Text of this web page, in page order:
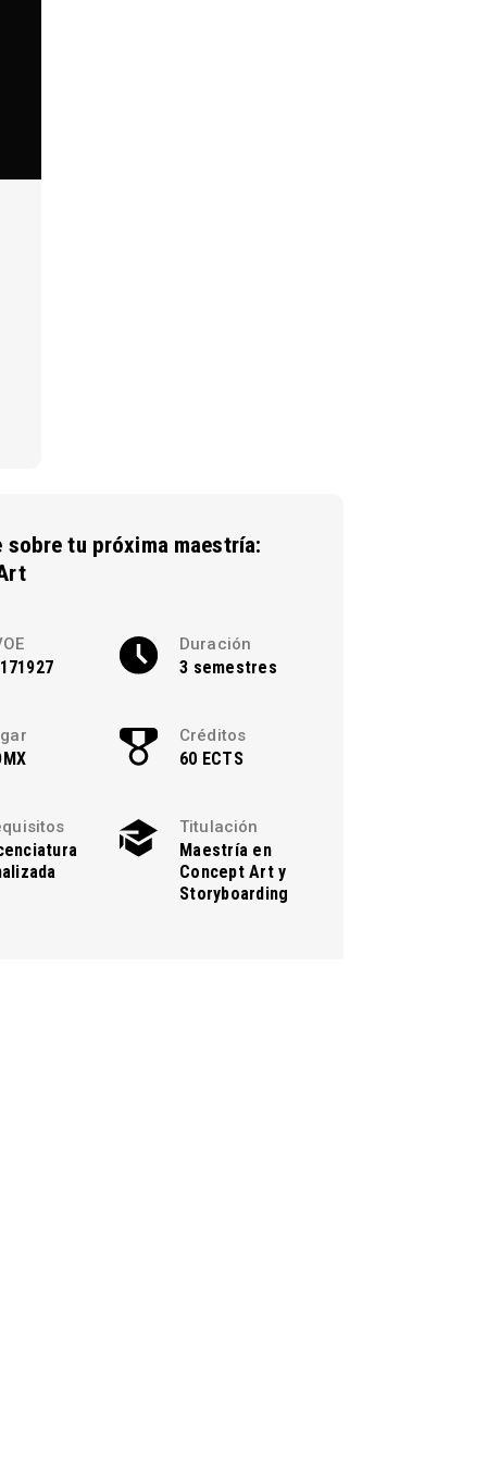
sobre tu próxima maestría:
Duración
3 semestres
Créditos
60 ECTS
Titulación
Maestría en
Concept Art y
Storyboarding